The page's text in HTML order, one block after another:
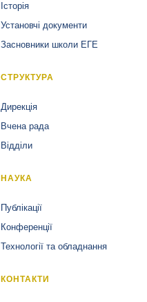
Історія
Установчі документи
Засновники школи ЕГЕ
СТРУКТУРА
Дирекція
Вчена рада
Відділи
НАУКА
Публікації
Конференції
Технології та обладнання
КОНТАКТИ